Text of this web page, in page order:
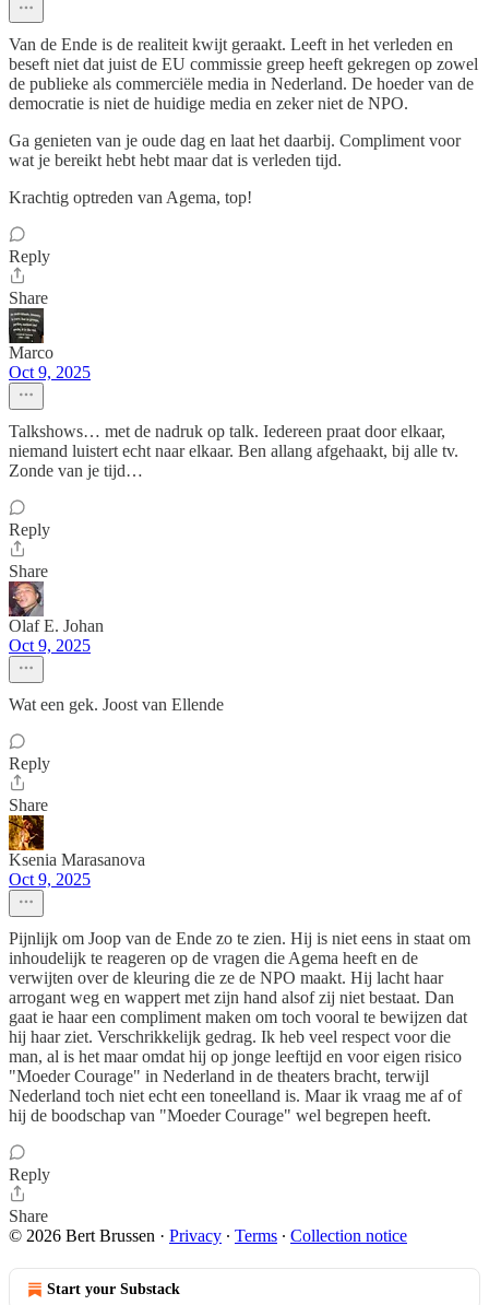
Van de Ende is de realiteit kwijt geraakt. Leeft in het verleden en
beseft niet dat juist de EU commissie greep heeft gekregen op zowel
de publieke als commerciële media in Nederland. De hoeder van de
democratie is niet de huidige media en zeker niet de NPO.
Ga genieten van je oude dag en laat het daarbij. Compliment voor
wat je bereikt hebt hebt maar dat is verleden tijd.
Krachtig optreden van Agema, top!
Reply
Share
Marco
Oct 9, 2025
Talkshows… met de nadruk op talk. Iedereen praat door elkaar,
niemand luistert echt naar elkaar. Ben allang afgehaakt, bij alle tv.
Zonde van je tijd…
Reply
Share
Olaf E. Johan
Oct 9, 2025
Wat een gek. Joost van Ellende
Reply
Share
Ksenia Marasanova
Oct 9, 2025
Pijnlijk om Joop van de Ende zo te zien. Hij is niet eens in staat om
inhoudelijk te reageren op de vragen die Agema heeft en de
verwijten over de kleuring die ze de NPO maakt. Hij lacht haar
arrogant weg en wappert met zijn hand alsof zij niet bestaat. Dan
gaat ie haar een compliment maken om toch vooral te bewijzen dat
hij haar ziet. Verschrikkelijk gedrag. Ik heb veel respect voor die
man, al is het maar omdat hij op jonge leeftijd en voor eigen risico
"Moeder Courage" in Nederland in de theaters bracht, terwijl
Nederland toch niet echt een toneelland is. Maar ik vraag me af of
hij de boodschap van "Moeder Courage" wel begrepen heeft.
Reply
Share
© 2026 Bert Brussen · Privacy ∙ Terms ∙ Collection notice
Start your Substack